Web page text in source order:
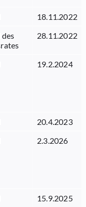
18.11.2022
28.11.2022
19.2.2024
20.4.2023
2.3.2026
15.9.2025